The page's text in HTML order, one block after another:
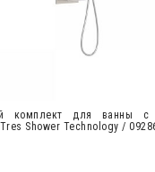
комплект для ванны с
Shower Technology /